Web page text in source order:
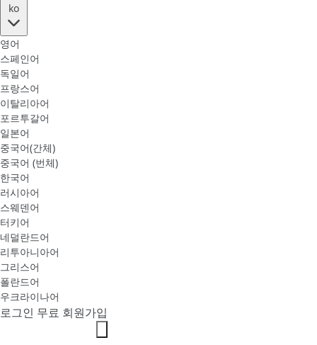
ko
영어
스페인어
독일어
프랑스어
이탈리아어
포르투갈어
일본어
중국어(간체)
중국어 (번체)
한국어
러시아어
스웨덴어
터키어
네덜란드어
리투아니아어
그리스어
폴란드어
우크라이나어
로그인 무료 회원가입